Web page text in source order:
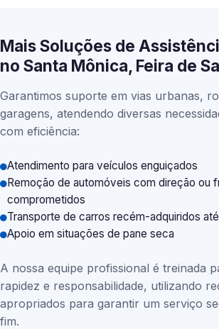
Mais Soluções de
no Santa Mônica, Feira de
Garantimos suporte em vias urbanas,
garagens, atendendo diversas
com eficiência:
Atendimento para veículos enguiçados
Remoção de automóveis com direção ou
comprometidos
Transporte de carros recém-adquiridos
Apoio em situações de pane seca
A nossa equipe profissional é treinada
rapidez e responsabilidade, utilizando
apropriados para garantir um serviço
fim.